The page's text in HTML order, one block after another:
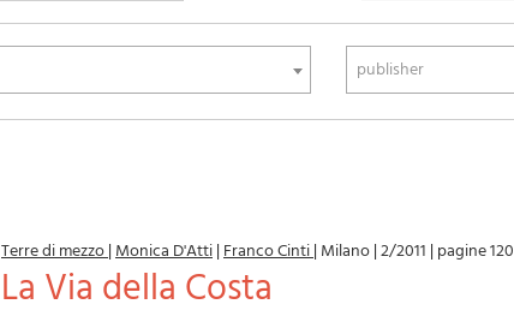
publisher
Terre di mezzo|Monica D'Atti|Franco Cinti| Milano|2/2011 | pagine 120
La Via della Costa